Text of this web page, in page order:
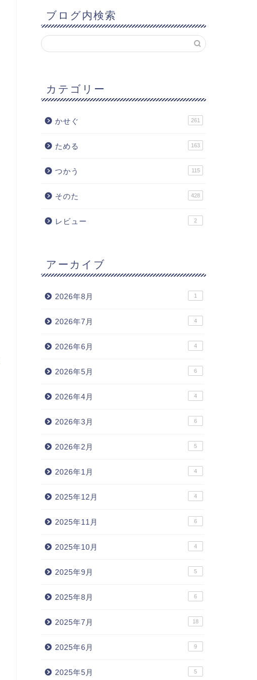
ブログ内検索
カテゴリー
かせぐ 261
ためる 163
つかう 115
そのた 428
レビュー 2
アーカイブ
2026年8月 1
2026年7月 4
2026年6月 4
2026年5月 6
2026年4月 4
2026年3月 6
2026年2月 5
2026年1月 4
2025年12月 4
2025年11月 6
2025年10月 4
2025年9月 5
2025年8月 6
2025年7月 18
2025年6月 9
2025年5月 5